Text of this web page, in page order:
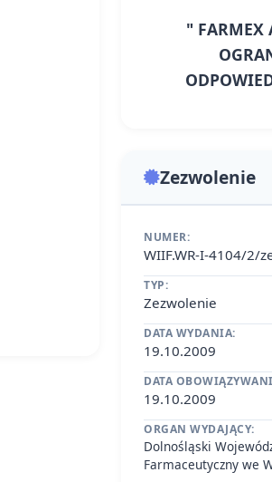
" FARMEX
Zezwolenie
NUMER:
WIIF.WR-I-4104/2/
TYP:
Zezwolenie
DATA WYDANIA:
19.10.2009
DATA
19.10.2009
ORGAN WYDAJĄCY:
Dolnośląski
Farmaceutyczny we